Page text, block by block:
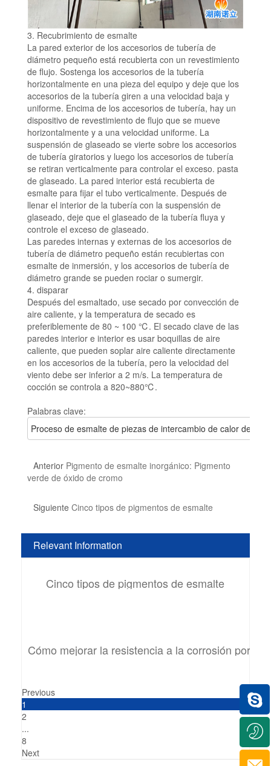
3. Recubrimiento de esmalte
La pared exterior de los accesorios de tubería de
diámetro pequeño está recubierta con un revestimiento
de flujo. Sostenga los accesorios de la tubería
horizontalmente en una pieza del equipo y deje que los
accesorios de la tubería giren a una velocidad baja y
uniforme. Encima de los accesorios de tubería, hay un
dispositivo de revestimiento de flujo que se mueve
horizontalmente y a una velocidad uniforme. La
suspensión de glaseado se vierte sobre los accesorios
de tubería giratorios y luego los accesorios de tubería
se retiran verticalmente para controlar el exceso. pasta
de glaseado. La pared interior está recubierta de
esmalte para fijar el tubo verticalmente. Después de
llenar el interior de la tubería con la suspensión de
glaseado, deje que el glaseado de la tubería fluya y
controle el exceso de glaseado.
Las paredes internas y externas de los accesorios de
tubería de diámetro pequeño están recubiertas con
esmalte de inmersión, y los accesorios de tubería de
diámetro grande se pueden rociar o sumergir.
4. disparar
Después del esmaltado, use secado por convección de
aire caliente, y la temperatura de secado es
preferiblemente de 80 ~ 100 ℃. El secado clave de las
paredes interior e interior es usar boquillas de aire
caliente, que pueden soplar aire caliente directamente
en los accesorios de la tubería, pero la velocidad del
viento debe ser inferior a 2 m/s. La temperatura de
cocción se controla a 820~880℃.
Palabras clave:
Proceso de esmalte de piezas de intercambio de calor de
Anterior Pigmento de esmalte inorgánico: Pigmento
verde de óxido de cromo
Siguiente Cinco tipos de pigmentos de esmalte
Relevant Information
Cinco tipos de pigmentos de esmalte
Cómo mejorar la resistencia a la corrosión por
Previous
1
2
...
8
Next